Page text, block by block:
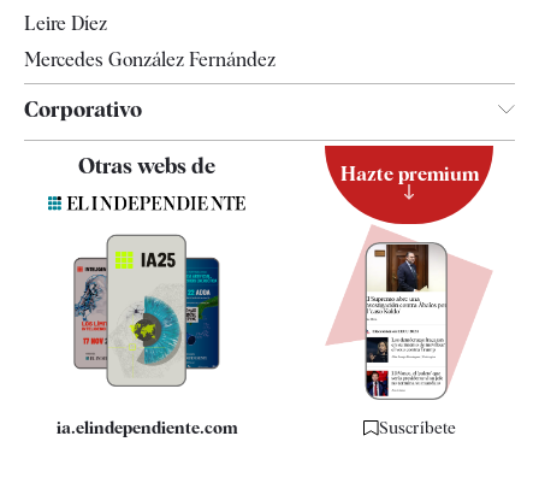
Leire Díez
Mercedes González Fernández
Corporativo
Contacto
Quiénes somos
Especificaciones
Otras webs de
ia.elindependiente.com
Hazte premium
Suscríbete